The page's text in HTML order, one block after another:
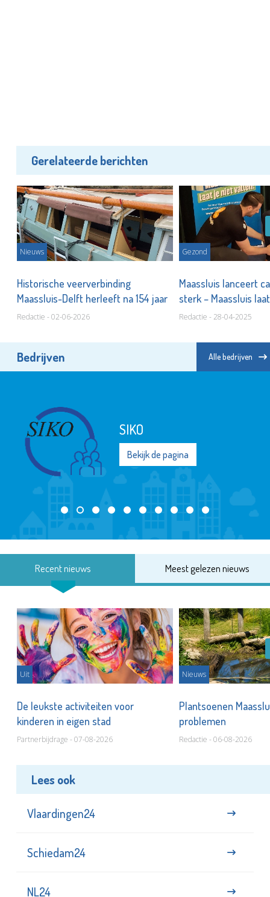
Gerelateerde berichten
Nieuws
Historische veerverbinding
Maassluis-Delft herleeft na 154 jaar
Redactie - 02-06-2026
Gezond
Maassluis lanceert
sterk – Maassluis
Redactie - 28-04-2025
Bedrijven Alle bedrijven
SIKO
Bekijk de pagina
Recent nieuws Meest gelezen nieuws
Uit
De leukste activiteiten voor
kinderen in eigen stad
Partnerbijdrage - 07-08-2026
Nieuws
Plantsoenen
problemen
Redactie - 06-08-2026
Lees ook
Vlaardingen24
Schiedam24
NL24